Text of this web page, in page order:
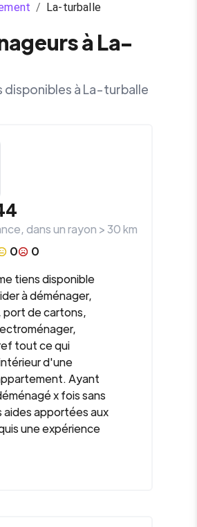
/ La-turballe
à La-
disponibles à La-turballe
, dans un rayon >30km
0
0
tiens disponible
à déménager,
port de cartons,
tout ce qui
d'une
Ayant
x fois sans
aides apportées aux
une expérience